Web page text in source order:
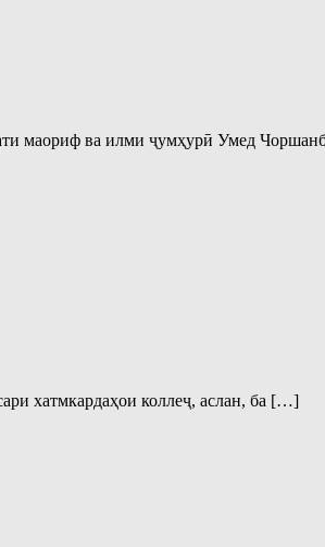
маориф ва илми ҷумҳурӣ Умед
хатмкардаҳои коллеҷ, аслан, ба […]